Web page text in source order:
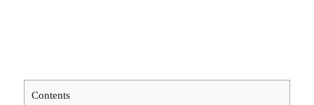
Contents